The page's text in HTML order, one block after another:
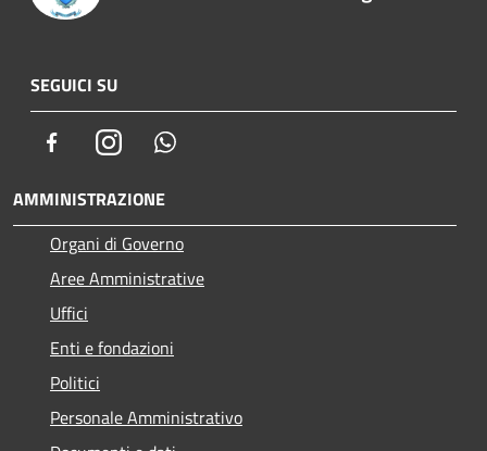
SEGUICI SU
FacebookInstagram
AMMINISTRAZIONE
Organi di Governo
Aree Amministrative
Uffici
Enti e fondazioni
Politici
Personale Amministrativo